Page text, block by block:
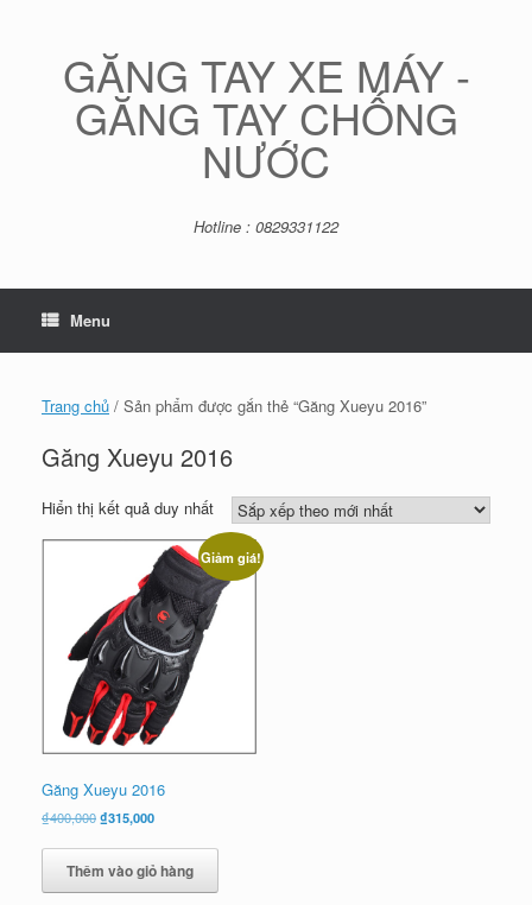
GĂNG TAY XE MÁY -
GĂNG TAY CHỐNG
NƯỚC
Hotline : 0829331122
Menu
Trang chủ / Sản phẩm được gắn thẻ “Găng Xueyu 2016”
Găng Xueyu 2016
Hiển thị kết quả duy nhất
Giảm giá!
Găng Xueyu 2016
₫400,000Giá
là:
₫400,000.
₫315,000Giá
tại
là:
₫315,000.
Thêm vào giỏ hàng